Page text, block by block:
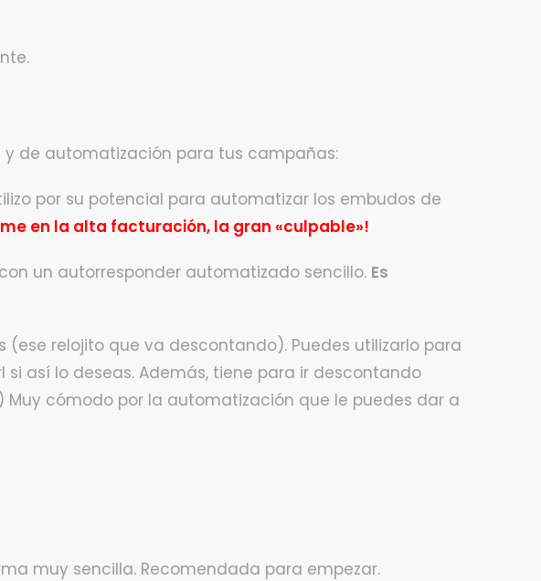
de automatización para tus campañas:
por su potencial para automatizar los embudos de
en la alta facturación, la gran «culpable»!
un autorresponder automatizado sencillo. Es
relojito que va descontando). Puedes utilizarlo para
así lo deseas. Además, tiene para ir descontando
Muy cómodo por la automatización que le puedes dar a
muy sencilla. Recomendada para empezar.